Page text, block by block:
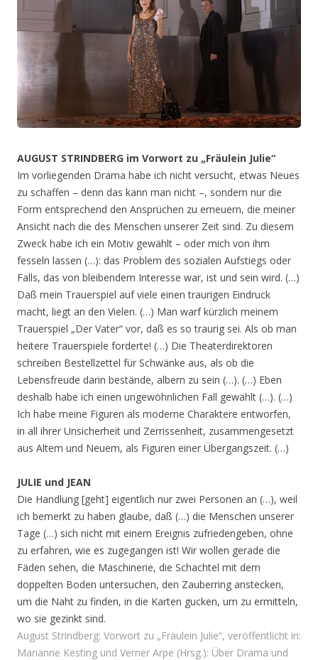
AUGUST STRINDBERG im Vorwort zu „Fräulein Julie“
Im vorliegenden Drama habe ich nicht versucht, etwas Neues
zu schaffen – denn das kann man nicht –, sondern nur die
Form entsprechend den Ansprüchen zu erneuern, die meiner
Ansicht nach die des Menschen unserer Zeit sind. Zu diesem
Zweck habe ich ein Motiv gewählt – oder mich von ihm
fesseln lassen (…): das Problem des sozialen Aufstiegs oder
Falls, das von bleibendem Interesse war, ist und sein wird. (…)
Daß mein Trauerspiel auf viele einen traurigen Eindruck
macht, liegt an den Vielen. (…) Man warf kürzlich meinem
Trauerspiel „Der Vater“ vor, daß es so traurig sei. Als ob man
heitere Trauerspiele forderte! (…) Die Theaterdirektoren
schreiben Bestellzettel für Schwänke aus, als ob die
Lebensfreude darin bestände, albern zu sein (…). (…) Eben
deshalb habe ich einen ungewöhnlichen Fall gewählt (…). (…)
Ich habe meine Figuren als moderne Charaktere entworfen,
in all ihrer Unsicherheit und Zerrissenheit, zusammengesetzt
aus Altem und Neuem, als Figuren einer Übergangszeit. (…)
JULIE und JEAN
Die Handlung [geht] eigentlich nur zwei Personen an (…), weil
ich bemerkt zu haben glaube, daß (…) die Menschen unserer
Tage (…) sich nicht mit einem Ereignis zufriedengeben, ohne
zu erfahren, wie es zugegangen ist! Wir wollen gerade die
Fäden sehen, die Maschinerie, die Schachtel mit dem
doppelten Boden untersuchen, den Zauberring anstecken,
um die Naht zu finden, in die Karten gucken, um zu ermitteln,
wo sie gezinkt sind.
August Strindberg: Vorwort zu „Fräulein Julie“, veröffentlicht in:
Marianne Kesting und Verner Arpe (Hrsg.): Über Drama und